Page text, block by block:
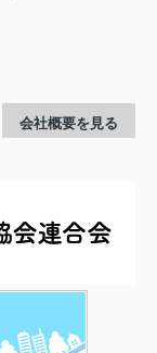
会社概要を見る